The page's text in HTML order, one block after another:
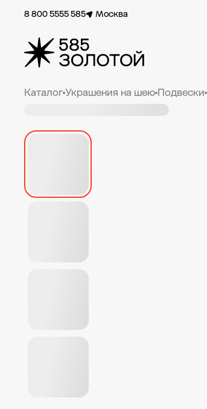
8 800 5555 585 Москва
Каталог Украшения на шею Подвески